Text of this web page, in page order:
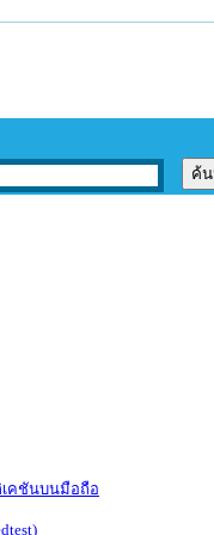
คชันบนมือถือ